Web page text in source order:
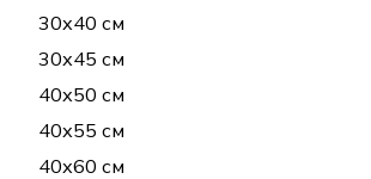
30х40 см
30х45 см
40х50 см
40х55 см
40х60 см